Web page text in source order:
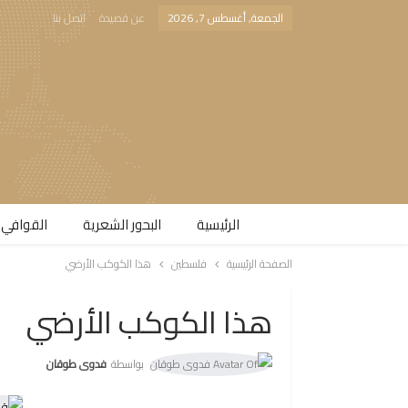
الجمعة, أغسطس 7, 2026 عن قصيدة اتصل بنا
الرئيسية البحور الشعرية​
الصفحة الرئيسية فلسطين هذا الكوكب الأرضي
هذا الكوكب الأرضي
بواسطة فدوى طوقان